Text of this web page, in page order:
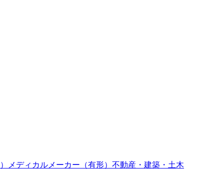
メディカル メーカー（有形） 不動産・建築・土木